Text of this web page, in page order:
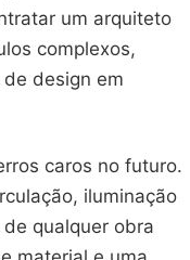
um arquiteto
complexos,
design em
caros no futuro.
iluminação
qualquer obra